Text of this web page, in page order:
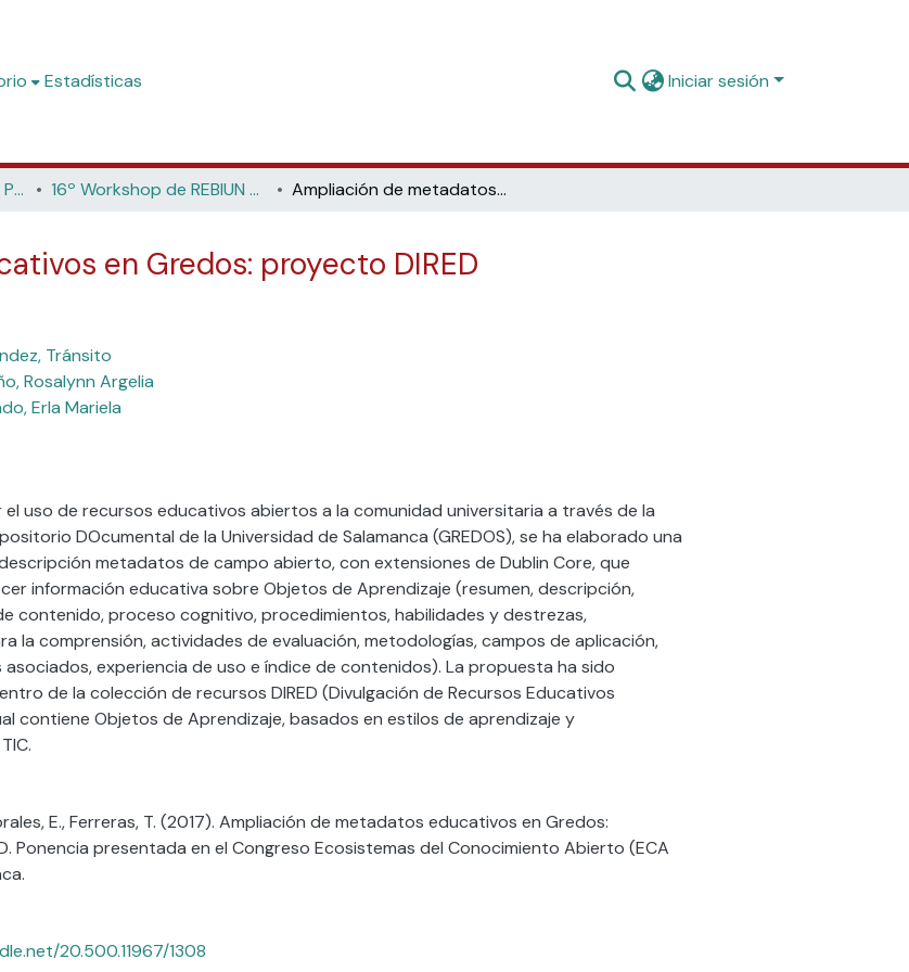
Estadísticas Iniciar sesión
Workshop de REBIUN de Proyectos Digitales 16º Workshop de REBIUN de Proyectos Digitales, 7ª Jornadas de Os Repositorios, 11º Coloquio Internacional de Ciencias de la Documentación (Universidad de Salamanca, 2017) Ampliación de metadatos educativos en Gredos: proyecto DIRED
en Gredos: proyecto DIRED
Tránsito
Rosalynn Argelia
Erla Mariela
el uso de recursos educativos abiertos a la comunidad universitaria a través de la
DOcumental de la Universidad de Salamanca (GREDOS), se ha elaborado una
metadatos de campo abierto, con extensiones de Dublin Core, que
información educativa sobre Objetos de Aprendizaje (resumen, descripción,
contenido, proceso cognitivo, procedimientos, habilidades y destrezas,
la comprensión, actividades de evaluación, metodologías, campos de aplicación,
experiencia de uso e índice de contenidos). La propuesta ha sido
de la colección de recursos DIRED (Divulgación de Recursos Educativos
contiene Objetos de Aprendizaje, basados en estilos de aprendizaje y
E., Ferreras, T. (2017). Ampliación de metadatos educativos en Gredos:
Ponencia presentada en el Congreso Ecosistemas del Conocimiento Abierto (ECA
20.500.11967/1308